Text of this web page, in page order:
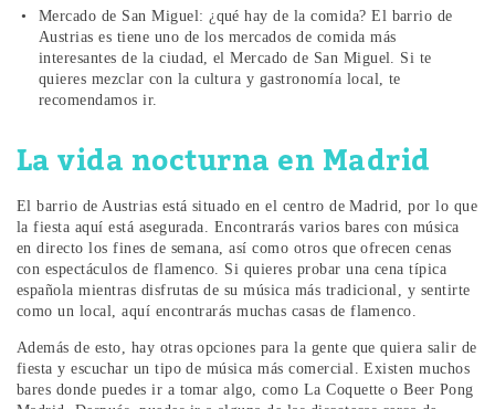
Mercado de San Miguel: ¿qué hay de la comida? El barrio de
Austrias es tiene uno de los mercados de comida más
interesantes de la ciudad, el Mercado de San Miguel. Si te
quieres mezclar con la cultura y gastronomía local, te
recomendamos ir.
La vida nocturna en Madrid
El barrio de Austrias está situado en el centro de Madrid, por lo que
la fiesta aquí está asegurada. Encontrarás varios bares con música
en directo los fines de semana, así como otros que ofrecen cenas
con espectáculos de flamenco. Si quieres probar una cena típica
española mientras disfrutas de su música más tradicional, y sentirte
como un local, aquí encontrarás muchas casas de flamenco.
Además de esto, hay otras opciones para la gente que quiera salir de
fiesta y escuchar un tipo de música más comercial. Existen muchos
bares donde puedes ir a tomar algo, como La Coquette o Beer Pong